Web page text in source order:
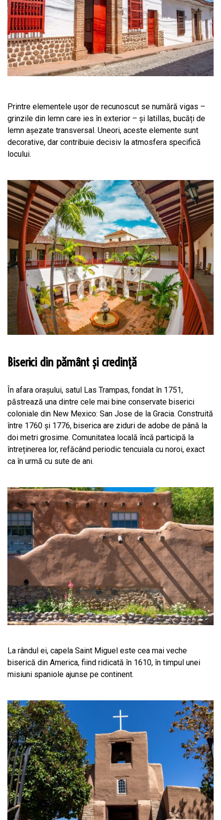
Printre elementele ușor de recunoscut se numără vigas –
grinzile din lemn care ies în exterior – și latillas, bucăți de
lemn așezate transversal. Uneori, aceste elemente sunt
decorative, dar contribuie decisiv la atmosfera specifică
locului.
Biserici din pământ și credință
În afara orașului, satul Las Trampas, fondat în 1751,
păstrează una dintre cele mai bine conservate biserici
coloniale din New Mexico: San Jose de la Gracia. Construită
între 1760 și 1776, biserica are ziduri de adobe de până la
doi metri grosime. Comunitatea locală încă participă la
întreținerea lor, refăcând periodic tencuiala cu noroi, exact
ca în urmă cu sute de ani.
La rândul ei, capela Saint Miguel este cea mai veche
biserică din America, fiind ridicată în 1610, în timpul unei
misiuni spaniole ajunse pe continent.